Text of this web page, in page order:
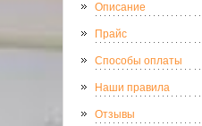
Описание
Прайс
Способы оплаты
Наши правила
Отзывы